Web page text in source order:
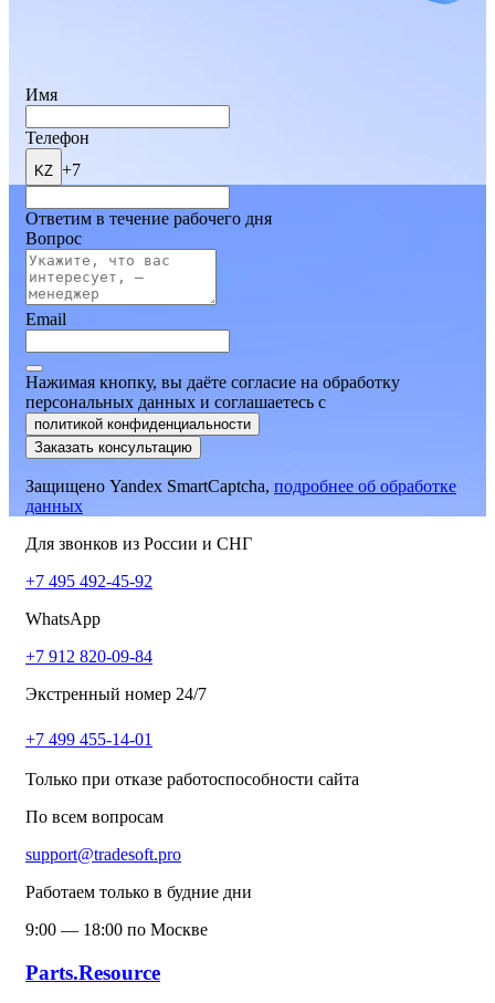
Имя
Телефон
KZ +7
Ответим в течение рабочего дня
Вопрос
Email
Нажимая кнопку, вы даёте согласие на обработку
персональных данных и соглашаетесь c
политикой конфиденциальности
Заказать консультацию
Защищено Yandex SmartCaptcha, подробнее об обработке
данных
Для звонков из России и СНГ
+7 495 492-45-92
WhatsApp
+7 912 820-09-84
Экстренный номер 24/7
+7 499 455-14-01
Только при отказе работоспособности сайта
По всем вопросам
support@tradesoft.pro
Работаем только в будние дни
9:00 — 18:00 по Москве
Parts.Resource